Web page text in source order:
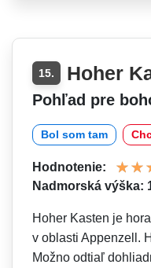
15. Hoher
Pohľad pre
Bol som tam
Hodnotenie:
Nadmorská výška:
Hoher Kasten je
v oblasti Appenzell.
Možno odtiaľ